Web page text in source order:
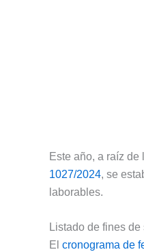
Este año, a raíz de
1027/2024, se
laborables.
Listado de fines
El cronograma de